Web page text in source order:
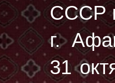
СССР
г.
31